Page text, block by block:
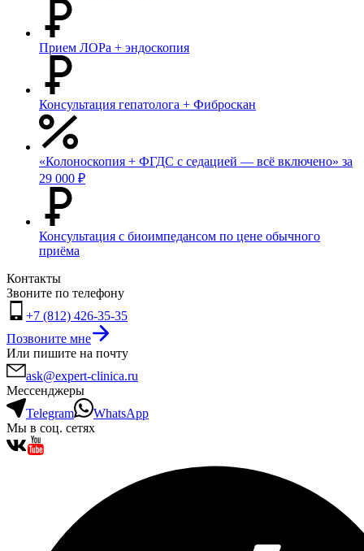
Прием ЛОРа + эндоскопия
Консультация гепатолога + Фиброскан
«Колоноскопия + ФГДС с седацией — всё включено» за
29 000 ₽
Консультация с биоимпедансом по цене обычного
приёма
Контакты
Звоните по телефону
+7 (812) 426-35-35
Позвоните мне
Или пишите на почту
ask@expert-clinica.ru
Мессенджеры
Telegram
WhatsApp
Мы в соц. сетях